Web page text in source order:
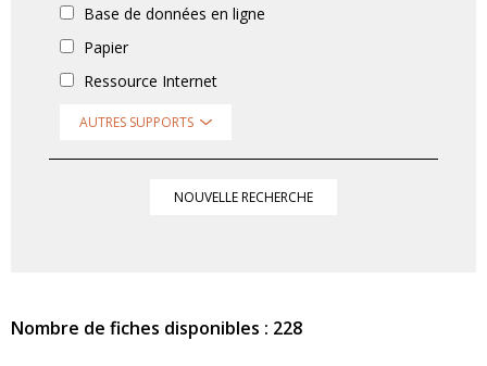
Base de données en ligne
Papier
Ressource Internet
AUTRES SUPPORTS
NOUVELLE RECHERCHE
Nombre de fiches disponibles : 228